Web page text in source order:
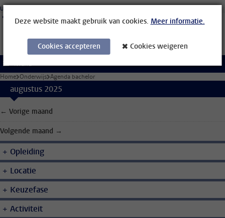
Universiteit Leiden
Menu
Home Onderwijs Agenda bachelor
augustus 2025
← Vorige maand
Volgende maand →
Opleiding
Locatie
Keuzefase
Activiteit
Deze website maakt gebruik van cookies. Meer informatie.
Cookies accepteren Cookies weigeren